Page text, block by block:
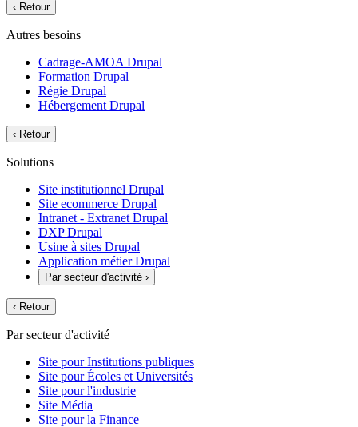
‹ Retour
Autres besoins
Cadrage-AMOA Drupal
Formation Drupal
Régie Drupal
Hébergement Drupal
‹ Retour
Solutions
Site institutionnel Drupal
Site ecommerce Drupal
Intranet - Extranet Drupal
DXP Drupal
Usine à sites Drupal
Application métier Drupal
Par secteur d'activité ›
‹ Retour
Par secteur d'activité
Site pour Institutions publiques
Site pour Écoles et Universités
Site pour l'industrie
Site Média
Site pour la Finance